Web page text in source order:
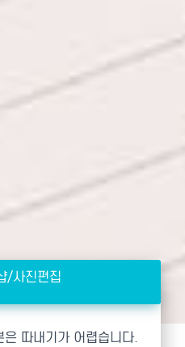
/사진편집
따내기가 어렵습니다.